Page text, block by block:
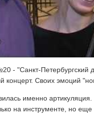
- "Санкт-Петербургский
концерт. Своих эмоций
именно
на инструменте, но